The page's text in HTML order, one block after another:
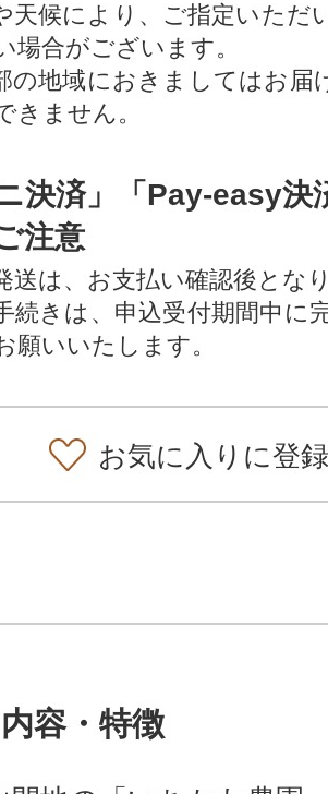
天候により、ご指定いただ
場合がございます。
の地域におきましてはお届
きません。
決済」「Pay-easy決
注意
送は、お支払い確認後とな
続きは、申込受付期間中に
願いいたします。
お気に入りに登録
容・特徴